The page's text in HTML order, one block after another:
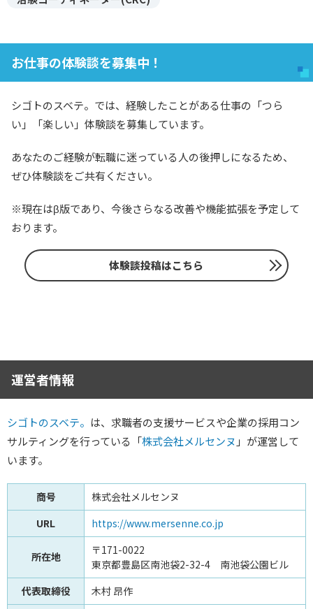
お仕事の体験談を募集中！
シゴトのスベテ。では、経験したことがある仕事の「つら
い」「楽しい」体験談を募集しています。
あなたのご経験が転職に迷っている人の後押しになるため、
ぜひ体験談をご共有ください。
※現在はβ版であり、今後さらなる改善や機能拡張を予定して
おります。
体験談投稿はこちら
運営者情報
シゴトのスベテ。 は、求職者の支援サービスや企業の採用コン
サルティングを行っている「株式会社メルセンヌ 」が運営して
います。
商号
株式会社メルセンヌ
URL
https://www.mersenne.co.jp
所在地
〒171-0022
東京都豊島区南池袋2-32-4 南池袋公園ビル
代表取締役
木村 昂作